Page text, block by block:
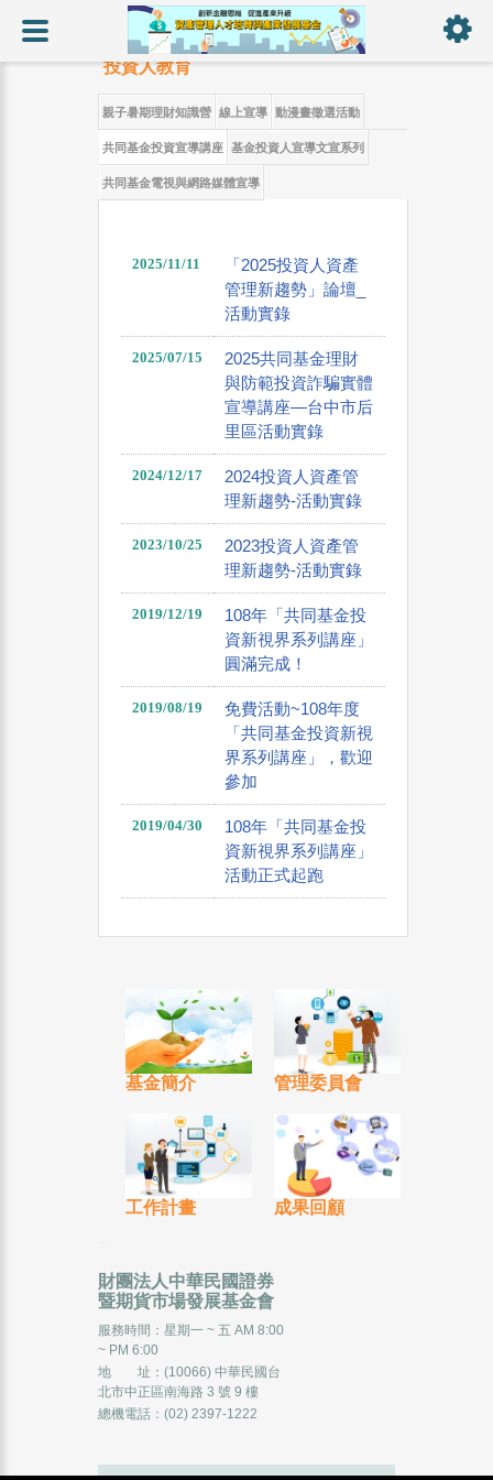
投資人教育
親子暑期理財知識營 線上宣導 動漫畫徵選活動
共同基金投資宣導講座 基金投資人宣導文宣系列
共同基金電視與網路媒體宣導
2025/11/11
「2025投資人資產
管理新趨勢」論壇_
活動實錄
2025/07/15
2025共同基金理財
與防範投資詐騙實體
宣導講座—台中市后
里區活動實錄
2024/12/17
2024投資人資產管
理新趨勢-活動實錄
2023/10/25
2023投資人資產管
理新趨勢-活動實錄
2019/12/19
108年「共同基金投
資新視界系列講座」
圓滿完成！
2019/08/19
免費活動~108年度
「共同基金投資新視
界系列講座」，歡迎
參加
2019/04/30
108年「共同基金投
資新視界系列講座」
活動正式起跑
基金簡介 管理委員會
工作計畫 成果回顧
:::
財團法人中華民國證券
暨期貨市場發展基金會
服務時間：星期一 ~ 五 AM 8:00
~ PM 6:00
地 址：(10066) 中華民國台
北市中正區南海路 3 號 9 樓
總機電話：(02) 2397-1222